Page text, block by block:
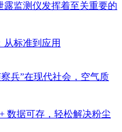
监测仪发挥着至关重要的
从标准到应用
兵”在现代社会，空气质
数据可存，轻松解决粉尘